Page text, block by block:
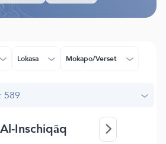
Lokasa Mokapo/Verset
589
Al-Inschiqāq